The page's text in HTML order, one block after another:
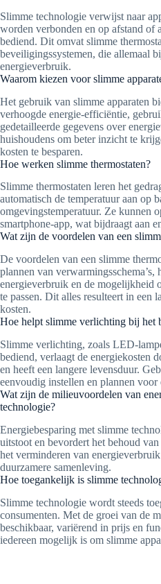
Slimme technologie verwijst naar
worden verbonden en op afstand of
bediend. Dit omvat slimme
beveiligingssystemen, die allemaal
energieverbruik.
Waarom kiezen voor slimme
Het gebruik van slimme apparaten
verhoogde energie-efficiëntie,
gedetailleerde gegevens over
huishoudens om beter inzicht te
kosten te besparen.
Hoe werken slimme thermostaten?
Slimme thermostaten leren het
automatisch de temperatuur aan op
omgevingstemperatuur. Ze kunnen
smartphone-app, wat bijdraagt aan
Wat zijn de voordelen van een
De voordelen van een slimme
plannen van
energieverbruik en de mogelijkheid
te passen. Dit alles resulteert in een
kosten.
Hoe helpt slimme verlichting bij het
Slimme verlichting, zoals LED-
bediend, verlaagt de energiekosten
en heeft een langere levensduur.
eenvoudig instellen en plannen
Wat zijn de milieuvoordelen van
technologie?
Energiebesparing met slimme
uitstoot en bevordert het behoud
het verminderen van
duurzamere samenleving.
Hoe toegankelijk is slimme
Slimme technologie wordt steeds
consumenten. Met de groei van de
beschikbaar, variërend in prijs en
iedereen mogelijk is om slimme